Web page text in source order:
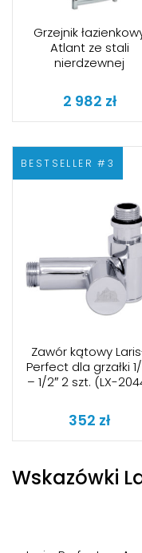
Grzejnik
Atlant ze stali
nierdzewnej
2 982 zł
BESTSELLER #3
Zawór kątowy
Perfect dla grzałki
– 1/2″ 2 szt. (LX-
352 zł
Wskazówki